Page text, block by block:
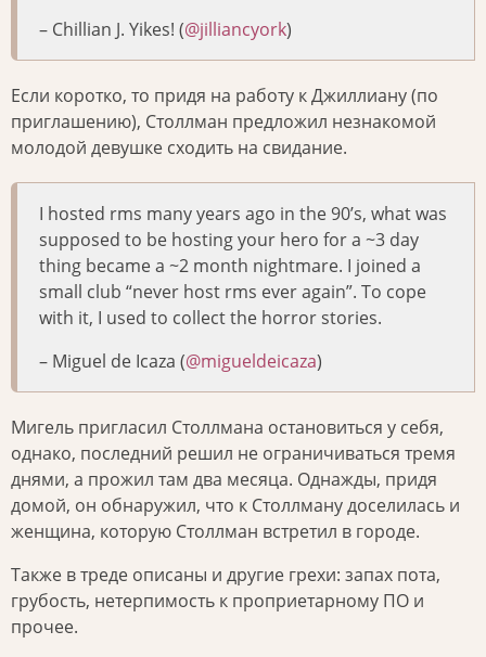
– Chillian J. Yikes! (@jilliancyork)
Если коротко, то придя на работу к Джиллиану (по
приглашению), Столлман предложил незнакомой
молодой девушке сходить на свидание.
I hosted rms many years ago in the 90’s, what was
supposed to be hosting your hero for a ~3 day
thing became a ~2 month nightmare. I joined a
small club “never host rms ever again”. To cope
with it, I used to collect the horror stories.
– Miguel de Icaza (@migueldeicaza)
Мигель пригласил Столлмана остановиться у себя,
однако, последний решил не ограничиваться тремя
днями, а прожил там два месяца. Однажды, придя
домой, он обнаружил, что к Столлману доселилась и
женщина, которую Столлман встретил в городе.
Также в треде описаны и другие грехи: запах пота,
грубость, нетерпимость к проприетарному ПО и
прочее.